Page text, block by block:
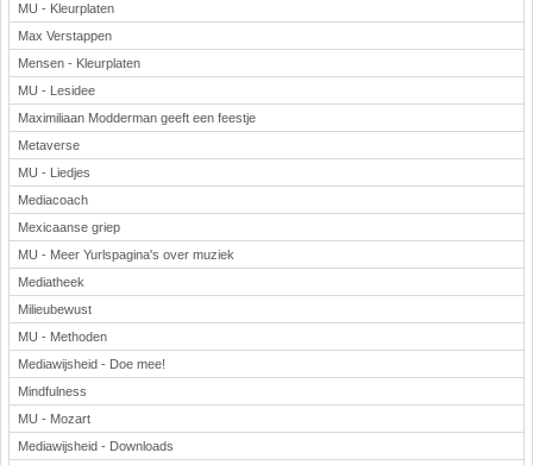
MU - Kleurplaten
Max Verstappen
Mensen - Kleurplaten
MU - Lesidee
Maximiliaan Modderman geeft een feestje
Metaverse
MU - Liedjes
Mediacoach
Mexicaanse griep
MU - Meer Yurlspagina's over muziek
Mediatheek
Milieubewust
MU - Methoden
Mediawijsheid - Doe mee!
Mindfulness
MU - Mozart
Mediawijsheid - Downloads